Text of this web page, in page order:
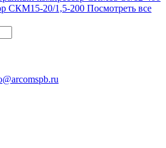
СКМ15-20/1,5-200 Посмотреть все